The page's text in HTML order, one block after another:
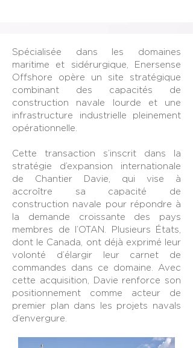
Spécialisée dans les domaines
maritime et sidérurgique, Enersense
Offshore opère un site stratégique
combinant des capacités de
construction navale lourde et une
infrastructure industrielle pleinement
opérationnelle.
Cette transaction s’inscrit dans la
stratégie d’expansion internationale
de Chantier Davie, qui vise à
accroître sa capacité de
construction navale pour répondre à
la demande croissante des pays
membres de l’OTAN. Plusieurs États,
dont le Canada, ont déjà exprimé leur
volonté d’élargir leur carnet de
commandes dans ce domaine. Avec
cette acquisition, Davie renforce son
positionnement comme acteur de
premier plan dans les projets navals
d’envergure.